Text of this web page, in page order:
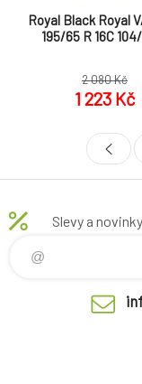
Royal Black Royal
195/65 R 16C
2 080 Kč
1 223 Kč
Slevy a